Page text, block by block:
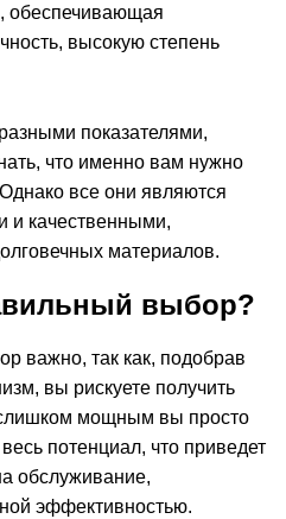
обеспечивающая
высокую степень
показателями,
что именно вам нужно
все они являются
и качественными,
материалов.
выбор?
важно, так как, подобрав
вы рискуете получить
мощным вы просто
потенциал, что приведет
обслуживание,
эффективностью.